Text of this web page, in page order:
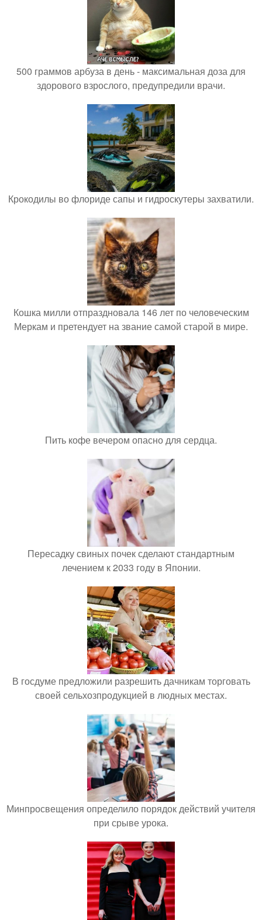
500 граммов арбуза в день - максимальная доза для
здорового взрослого, предупредили врачи.
Крокодилы во флориде сапы и гидроскутеры захватили.
Кошка милли отпраздновала 146 лет по человеческим
Меркам и претендует на звание самой старой в мире.
Пить кофе вечером опасно для сердца.
Пересадку свиных почек сделают стандартным
лечением к 2033 году в Японии.
В госдуме предложили разрешить дачникам торговать
своей сельхозпродукцией в людных местах.
Минпросвещения определило порядок действий учителя
при срыве урока.